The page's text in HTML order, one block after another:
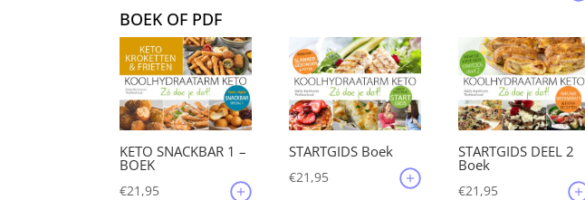
€135,35.€125,45.
BOEK OF PDF
KETO SNACKBAR 1 –
BOEK
€21,95
STARTGIDS Boek
€21,95
STARTGIDS DEEL 2
Boek
€21,95